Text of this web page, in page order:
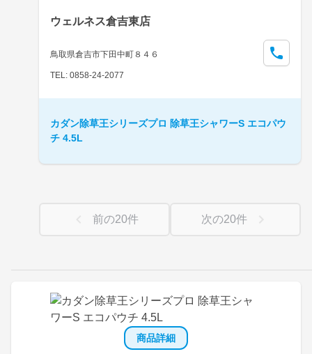
商品詳細
ウェルネス倉吉東店
鳥取県倉吉市下田中町８４６
TEL: 0858-24-2077
カダン除草王シリーズプロ 除草王シャワーS エコパウ
チ 4.5L
前の20件 次の20件